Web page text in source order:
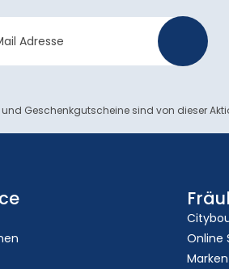
Geschenkgutscheine sind von dieser
Online
Marken